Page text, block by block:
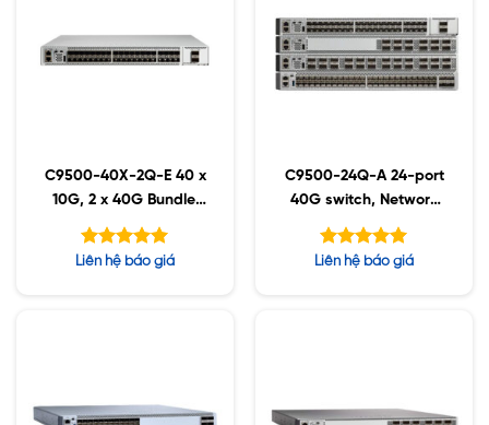
C9500-40X-2Q-E 40 x
10G, 2 x 40G Bundle,
Network Essentials
Được xếp
Liên hệ báo giá
C9500-24Q-A 24-port
40G switch, Network
Advantage
Được xếp
Liên hệ báo giá